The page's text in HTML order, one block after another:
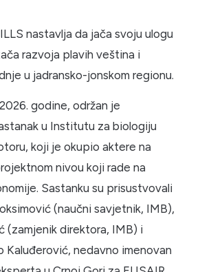
nastavlja da jača svoju ulogu
razvoja plavih veština i
u jadransko-jonskom regionu.
godine, održan je
u Institutu za biologiju
koji je okupio aktere na
nivou koji rade na
Sastanku su prisustvovali
(naučni savjetnik, IMB),
(zamjenik direktora, IMB) i
Kaluđerović, nedavno imenovan